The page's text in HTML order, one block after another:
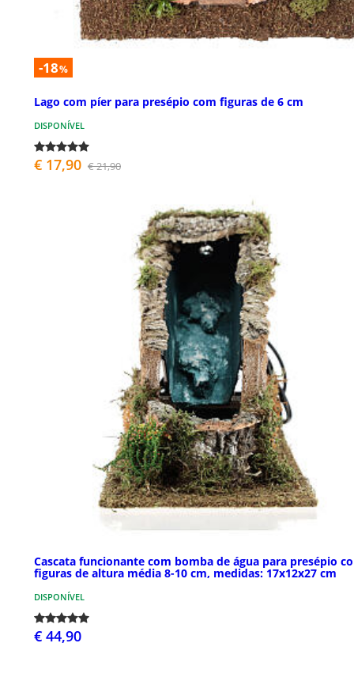
-18%
Lago com píer para presépio com figuras de 6 cm
DISPONÍVEL
€ 17,90 € 21,90
Cascata funcionante com bomba de água para presépio
figuras de altura média 8-10 cm, medidas: 17x12x27 cm
DISPONÍVEL
€ 44,90